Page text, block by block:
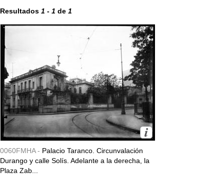
Resultados 1 - 1 de 1
0060FMHA - Palacio Taranco. Circunvalación
Durango y calle Solís. Adelante a la derecha, la
Plaza Zab...